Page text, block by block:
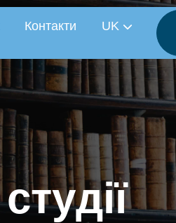
Контакти UK
студії